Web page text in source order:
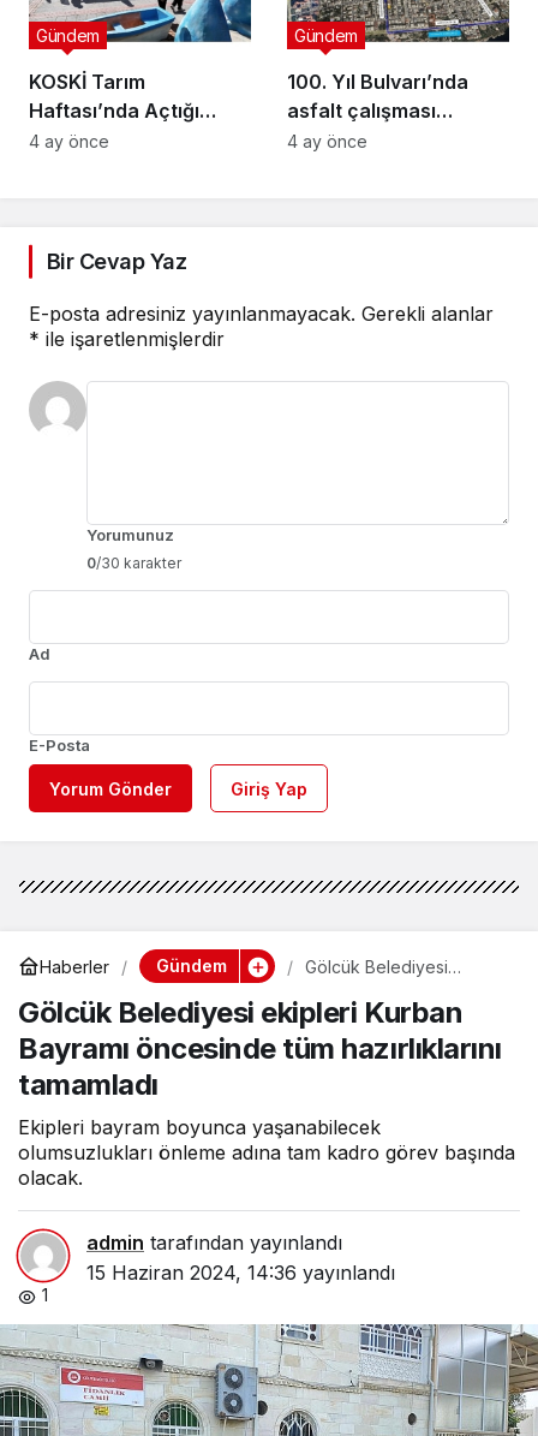
KOSKİ Tarım
Haftası’nda Açtığı
Stantta Su Tasarrufu
Gündem
4 ay önce
100. Yıl Bulvarı’nda
asfalt çalışması
gerçekleştirilecek
Gündem
4 ay önce
Bir Cevap Yaz
E-posta adresiniz yayınlanmayacak. Gerekli alanlar
* ile işaretlenmişlerdir
Yorumunuz
0/30 karakter
Ad
E-Posta
Yorum Gönder Giriş Yap
Haberler Gündem
Gölcük Belediyesi
öncesinde tüm
hazırlıklarını tamamladı
Gölcük Belediyesi ekipleri Kurban
Bayramı öncesinde tüm hazırlıklarını
tamamladı
Ekipleri bayram boyunca yaşanabilecek
olumsuzlukları önleme adına tam kadro görev başında
olacak.
admin tarafından yayınlandı
15 Haziran 2024, 14:36 yayınlandı
1